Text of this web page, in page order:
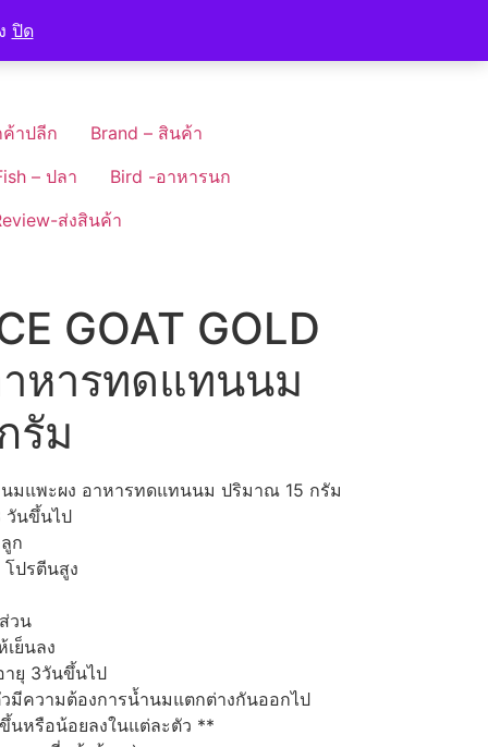
ปิด
าปลีก
Brand – สินค้า
– ปลา
Bird -อาหารนก
ส่งสินค้า
GOAT GOLD
หารทดแทนนม
รัม
นมแพะผง อาหารทดแทนนม ปริมาณ 15 กรัม
วันขึ้นไป
ก
ปรตีนสูง
วน
ย็นลง
ยุ 3วันขึ้นไป
ความต้องการน้ำนมแตกต่างกันออกไป
นหรือน้อยลงในแต่ละตัว **